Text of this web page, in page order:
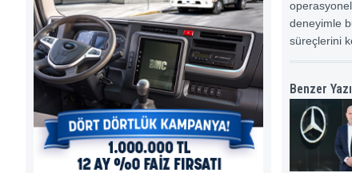
deneyimle
süreçlerini
Benzer